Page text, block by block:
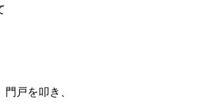
戸を叩き、